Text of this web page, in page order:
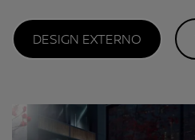
DESIGN EXTERNO